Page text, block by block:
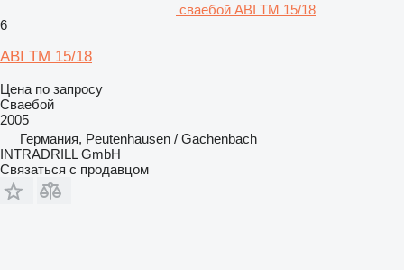
сваебой ABI TM 15/18
6
ABI TM 15/18
Цена по запросу
Сваебой
2005
Германия, Peutenhausen / Gachenbach
INTRADRILL GmbH
Связаться с продавцом